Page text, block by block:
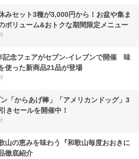
みセット3種が3,000円から！お盆や集ま
ボリューム&おトクな期間限定メニュー
記念フェアがセブン-イレブンで開催 味
使った新商品21品が登場
「からあげ棒」「アメリカンドッグ」3
きセールを開催中！
山の恵みを味わう『和歌山毎度おおきに
徹底紹介